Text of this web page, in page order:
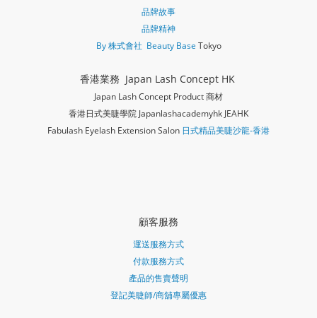
品牌故事
品牌精神
By 株式會社 Beauty Base Tokyo
香港業務 Japan Lash Concept HK
Japan Lash Concept Product 商材
香港日式美睫學院 Japanlashacademyhk JEAHK
Fabulash Eyelash Extension Salon 日式精品美睫沙龍-香港
顧客服務
運送服務方式
付款服務方式
產品的售賣聲明
登記美睫師/商舖專屬優惠